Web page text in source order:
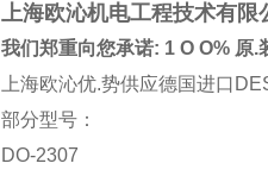
上海欧沁机电工程技术有限
我们郑重向您承诺: 1 O O% 原.
上海欧沁优.势供应德国进口
部分型号：
DO-2307